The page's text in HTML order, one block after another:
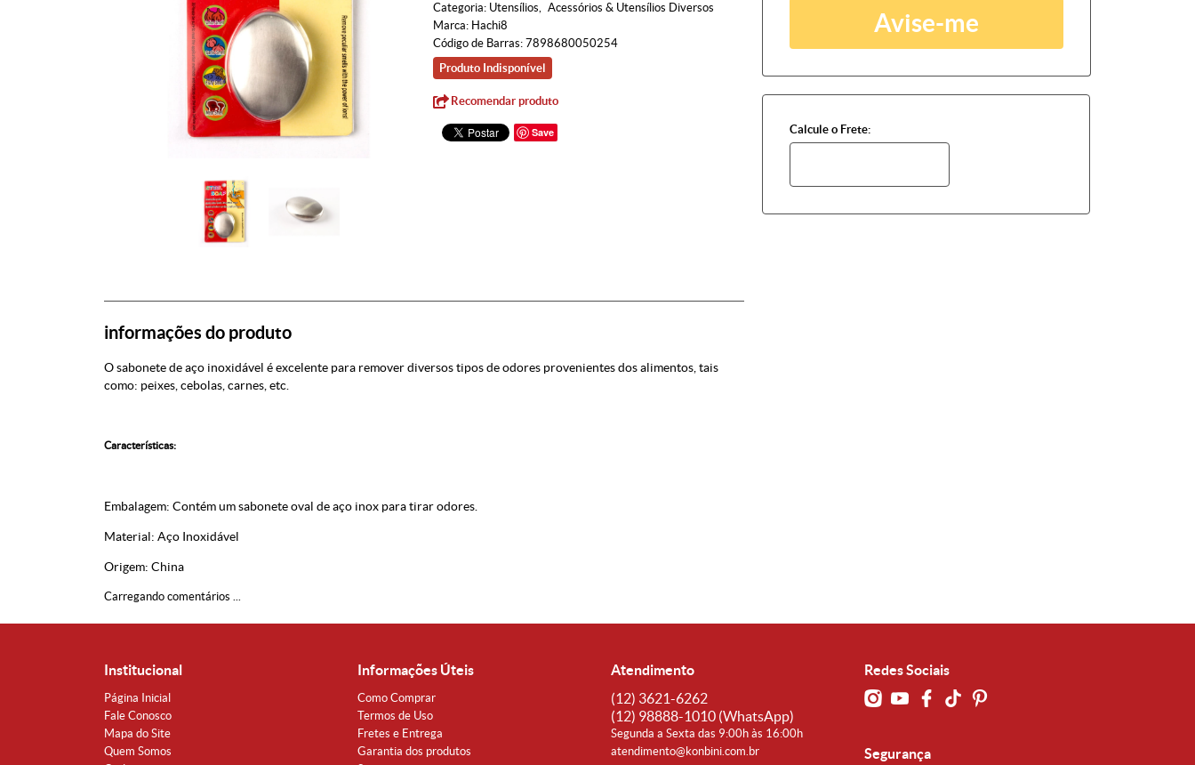
Categoria: Utensílios
Acessórios & Utensílios Diversos
Marca: Hachi8
Código de Barras: 7898680050254
Produto Indisponível
Recomendar produto
Save
Avise-me
Calcule o Frete:
informações do produto
O sabonete de aço inoxidável é excelente para remover diversos tipos de odores provenientes dos alimentos, tais
como: peixes, cebolas, carnes, etc.
Características:
Embalagem: Contém um sabonete oval de aço inox para tirar odores.
Material: Aço Inoxidável
Origem: China
Carregando comentários ...
Institucional
Página Inicial
Fale Conosco
Mapa do Site
Quem Somos
Informações Úteis
Como Comprar
Termos de Uso
Fretes e Entrega
Garantia dos produtos
Atendimento
(12) 3621-6262
(12) 98888-1010 (WhatsApp)
Segunda a Sexta das 9:00h às 16:00h
atendimento@konbini.com.br
Redes Sociais
Segurança